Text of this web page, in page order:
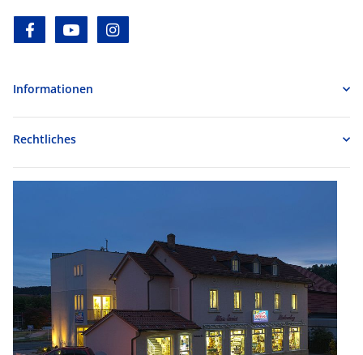
facebookyoutube
Informationen
Rechtliches